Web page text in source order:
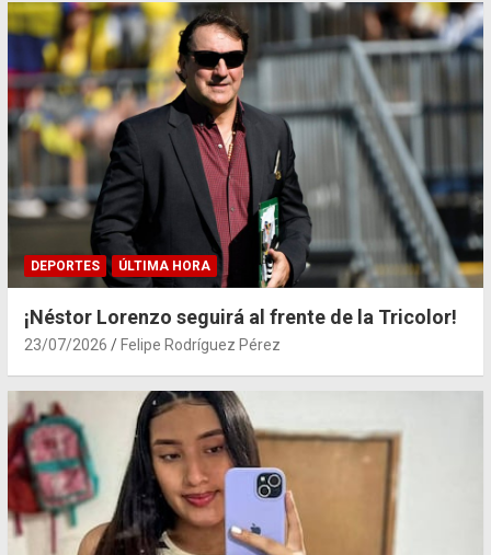
DEPORTES ÚLTIMA HORA
¡Néstor Lorenzo seguirá al frente de la Tricolor!
23/07/2026 Felipe Rodríguez Pérez